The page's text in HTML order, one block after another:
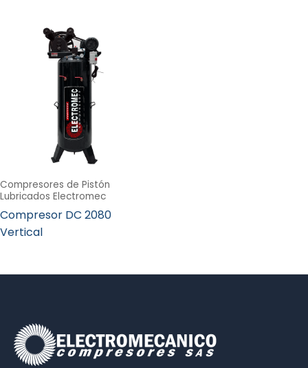
Compresores de Pistón
Lubricados Electromec
Compresor DC 2080
Vertical